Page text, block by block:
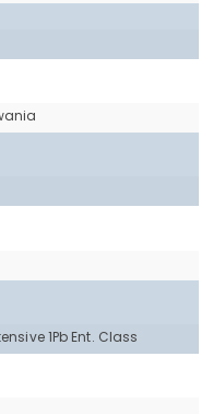
1Pb Ent. Class